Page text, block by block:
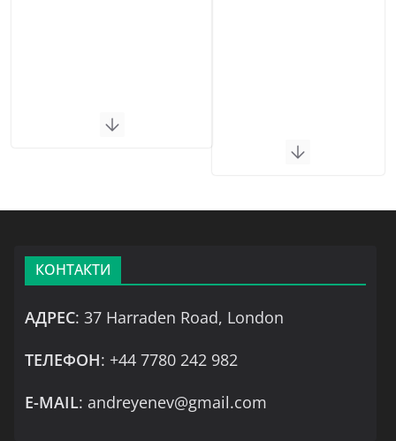
КОНТАКТИ
АДРЕС: 37 Harraden Road, London
ТЕЛЕФОН: +44 7780 242 982
Е-MAIL: andreyenev@gmail.com